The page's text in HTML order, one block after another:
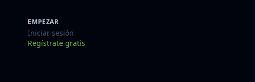
EMPEZAR
Iniciar sesión
Regístrate gratis